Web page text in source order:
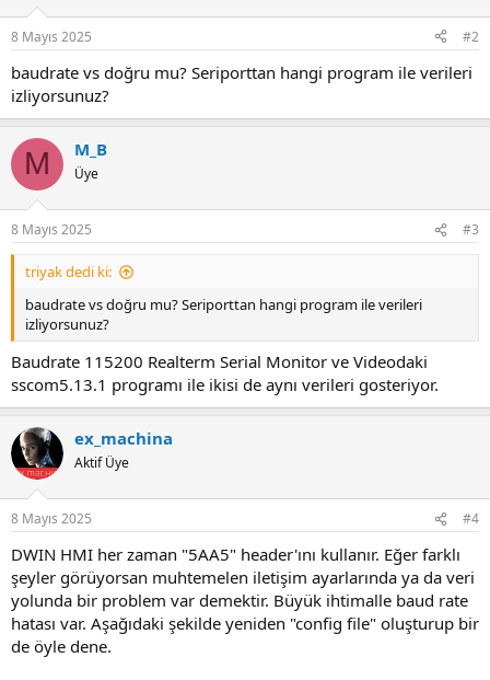
8 Mayıs 2025 #2
baudrate vs doğru mu? Seriporttan hangi program ile verileri
izliyorsunuz?
M M_B
Üye
8 Mayıs 2025 #3
triyak dedi ki:
baudrate vs doğru mu? Seriporttan hangi program ile verileri
izliyorsunuz?
Baudrate 115200 Realterm Serial Monitor ve Videodaki
sscom5.13.1 programı ile ikisi de aynı verileri gosteriyor.
ex_machina
Aktif Üye
8 Mayıs 2025 #4
DWIN HMI her zaman "5AA5" header'ını kullanır. Eğer farklı
şeyler görüyorsan muhtemelen iletişim ayarlarında ya da veri
yolunda bir problem var demektir. Büyük ihtimalle baud rate
hatası var. Aşağıdaki şekilde yeniden "config file" oluşturup bir
de öyle dene.